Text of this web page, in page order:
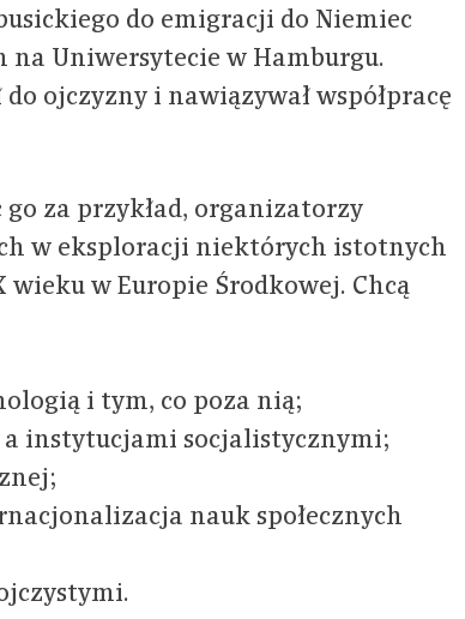
do emigracji do Niemiec
na Uniwersytecie w Hamburgu.
ojczyzny i nawiązywał współpracę
za przykład, organizatorzy
w eksploracji niektórych istotnych
w Europie Środkowej. Chcą
i tym, co poza nią;
instytucjami socjalistycznymi;
nauk społecznych